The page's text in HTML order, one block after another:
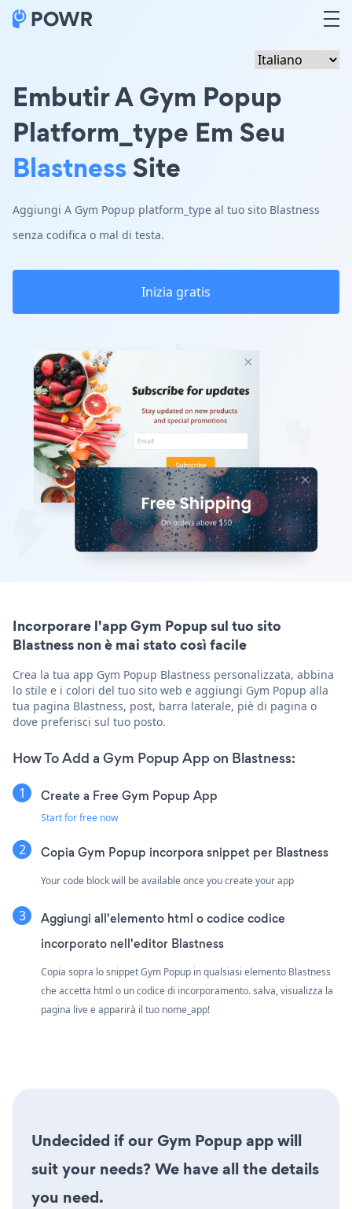
Embutir A Gym Popup
Platform_type Em Seu
BlastnessSite
Aggiungi A Gym Popup platform_type al tuo sito Blastness
senza codifica o mal di testa.
Inizia gratis
Incorporare l'app Gym Popup sul tuo sito
Blastness non è mai stato così facile
Crea la tua app Gym Popup Blastness personalizzata, abbina
lo stile e i colori del tuo sito web e aggiungi Gym Popup alla
tua pagina Blastness, post, barra laterale, piè di pagina o
dove preferisci sul tuo posto.
How To Add a Gym Popup App on Blastness:
Create a Free Gym Popup App
Start for free now
Copia Gym Popup incorpora snippet per Blastness
Your code block will be available once you create your app
Aggiungi all'elemento html o codice codice
incorporato nell'editor Blastness
Copia sopra lo snippet Gym Popup in qualsiasi elemento Blastness
che accetta html o un codice di incorporamento. salva, visualizza la
pagina live e apparirà il tuo nome_app!
Undecided if our Gym Popup app will
suit your needs? We have all the details
you need.